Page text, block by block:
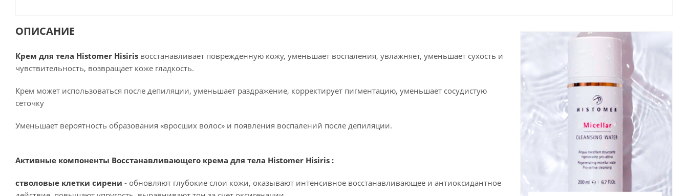
ОПИСАНИЕ
Крем для тела Histomer Hisiris восстанавливает поврежденную кожу, уменьшает воспаления, увлажняет, уменьшает сухость и
чувствительность, возвращает коже гладкость.
Крем может использоваться после депиляции, уменьшает раздражение, корректирует пигментацию, уменьшает сосудистую
сеточку
Уменьшает вероятность образования «вросших волос» и появления воспалений после депиляции.
Активные компоненты Восстанавливающего крема для тела Histomer Hisiris :
стволовые клетки сирени - обновляют глубокие слои кожи, оказывают интенсивное восстанавливающее и антиоксидантное